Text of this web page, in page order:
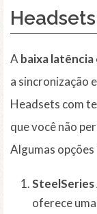
A baixa latência
a sincronização
Headsets com
que você não
Algumas
SteelSeries
oferece